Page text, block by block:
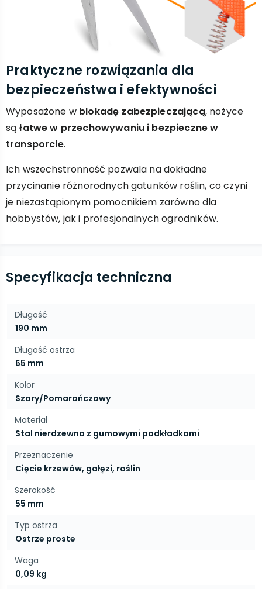
Praktyczne rozwiązania dla
bezpieczeństwa i efektywności
Wyposażone w blokadę zabezpieczającą, nożyce
są łatwe w przechowywaniu i bezpieczne w
transporcie.
Ich wszechstronność pozwala na dokładne
przycinanie różnorodnych gatunków roślin, co czyni
je niezastąpionym pomocnikiem zarówno dla
hobbystów, jak i profesjonalnych ogrodników.
Specyfikacja techniczna
Długość
190 mm
Długość ostrza
65 mm
Kolor
Szary/Pomarańczowy
Materiał
Stal nierdzewna z gumowymi podkładkami
Przeznaczenie
Cięcie krzewów, gałęzi, roślin
Szerokość
55 mm
Typ ostrza
Ostrze proste
Waga
0,09 kg